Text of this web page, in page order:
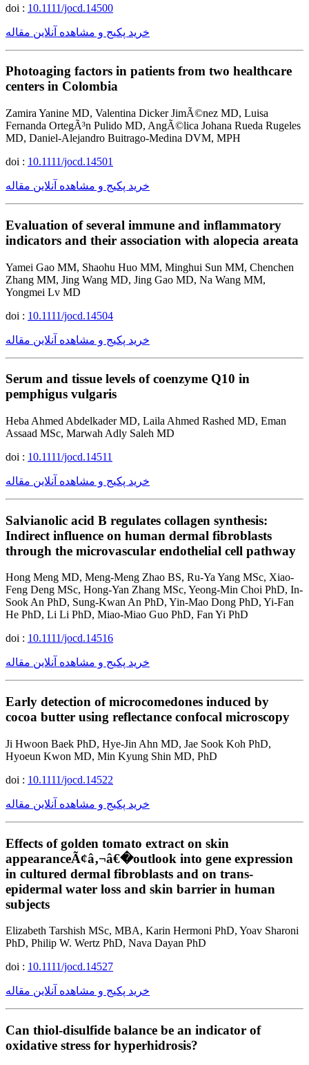
doi : 10.1111/jocd.14500
خرید پکیج و مشاهده آنلاین مقاله
Photoaging factors in patients from two healthcare
centers in Colombia
Zamira Yanine MD, Valentina Dicker JimÃ©nez MD, Luisa
Fernanda OrtegÃ³n Pulido MD, AngÃ©lica Johana Rueda Rugeles
MD, Daniel-Alejandro Buitrago-Medina DVM, MPH
doi : 10.1111/jocd.14501
خرید پکیج و مشاهده آنلاین مقاله
Evaluation of several immune and inflammatory
indicators and their association with alopecia areata
Yamei Gao MM, Shaohu Huo MM, Minghui Sun MM, Chenchen
Zhang MM, Jing Wang MD, Jing Gao MD, Na Wang MM,
Yongmei Lv MD
doi : 10.1111/jocd.14504
خرید پکیج و مشاهده آنلاین مقاله
Serum and tissue levels of coenzyme Q10 in
pemphigus vulgaris
Heba Ahmed Abdelkader MD, Laila Ahmed Rashed MD, Eman
Assaad MSc, Marwah Adly Saleh MD
doi : 10.1111/jocd.14511
خرید پکیج و مشاهده آنلاین مقاله
Salvianolic acid B regulates collagen synthesis:
Indirect influence on human dermal fibroblasts
through the microvascular endothelial cell pathway
Hong Meng MD, Meng-Meng Zhao BS, Ru-Ya Yang MSc, Xiao-
Feng Deng MSc, Hong-Yan Zhang MSc, Yeong-Min Choi PhD, In-
Sook An PhD, Sung-Kwan An PhD, Yin-Mao Dong PhD, Yi-Fan
He PhD, Li Li PhD, Miao-Miao Guo PhD, Fan Yi PhD
doi : 10.1111/jocd.14516
خرید پکیج و مشاهده آنلاین مقاله
Early detection of microcomedones induced by
cocoa butter using reflectance confocal microscopy
Ji Hwoon Baek PhD, Hye-Jin Ahn MD, Jae Sook Koh PhD,
Hyoeun Kwon MD, Min Kyung Shin MD, PhD
doi : 10.1111/jocd.14522
خرید پکیج و مشاهده آنلاین مقاله
Effects of golden tomato extract on skin
appearanceÃ¢â‚¬â€�outlook into gene expression
in cultured dermal fibroblasts and on trans-
epidermal water loss and skin barrier in human
subjects
Elizabeth Tarshish MSc, MBA, Karin Hermoni PhD, Yoav Sharoni
PhD, Philip W. Wertz PhD, Nava Dayan PhD
doi : 10.1111/jocd.14527
خرید پکیج و مشاهده آنلاین مقاله
Can thiol-disulfide balance be an indicator of
oxidative stress for hyperhidrosis?